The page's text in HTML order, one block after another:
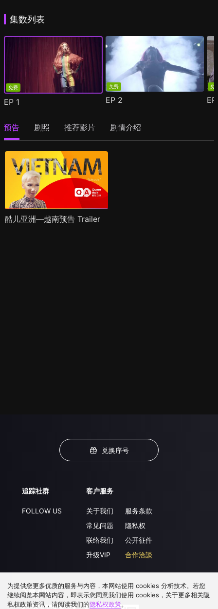
集数列表
免费
EP 1
免费
EP 2
免
预告 剧照 推荐影片 剧情介绍
酷儿亚洲—越南预告 Trailer
兑换序号
追踪社群
FOLLOW US
客户服务
关于我们
常见问题
联络我们
升级VIP
服务条款
隐私权
公开征件
合作洽談
下载 APP
为提供您更多优质的服务与内容，本网站使用 cookies 分析技术。若您
继续阅览本网站内容，即表示您同意我们使用 cookies，关于更多相关隐
私权政策资讯，请阅读我们的隐私权政策。